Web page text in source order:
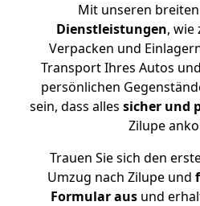
Mit unseren
Dienstleistungen, wie
Verpacken und
Transport Ihres Autos
persönlichen
sein, dass alles sicher und
Zilupe
Trauen Sie sich den
Umzug nach Zilupe und
Formular ausund